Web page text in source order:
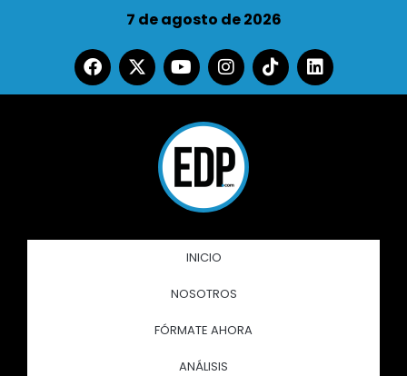
7 de agosto de 2026
INICIO
NOSOTROS
FÓRMATE AHORA
ANÁLISIS